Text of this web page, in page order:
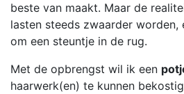
beste van maakt. Maar de
lasten steeds zwaarder worden,
om een steuntje in de rug.
Met de opbrengst wil ik een
haarwerk(en) te kunnen